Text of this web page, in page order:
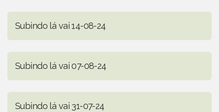
Subindo lá vai 14-08-24
Subindo lá vai 07-08-24
Subindo lá vai 31-07-24